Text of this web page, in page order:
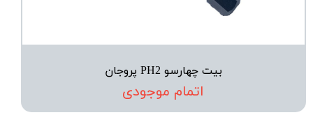
بیت چهارسو PH2 پروجان
اتمام موجودی